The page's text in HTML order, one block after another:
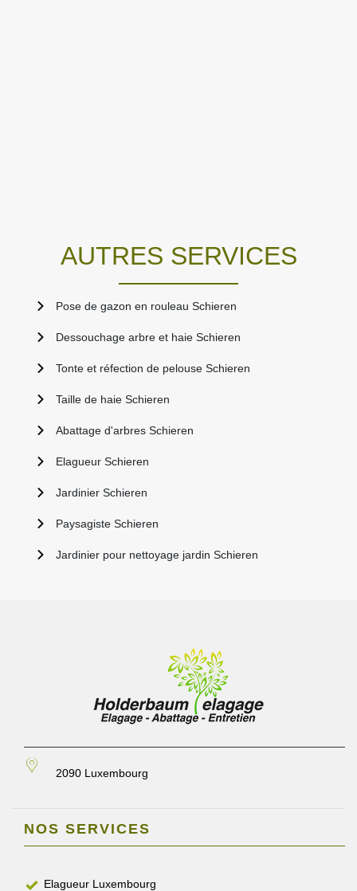
AUTRES SERVICES
Pose de gazon en rouleau Schieren
Dessouchage arbre et haie Schieren
Tonte et réfection de pelouse Schieren
Taille de haie Schieren
Abattage d'arbres Schieren
Elagueur Schieren
Jardinier Schieren
Paysagiste Schieren
Jardinier pour nettoyage jardin Schieren
2090 Luxembourg
NOS SERVICES
Elagueur Luxembourg